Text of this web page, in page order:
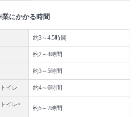
にかかる時間
約3～4.5時間
約2～4時間
約3～5時間
イレ 約4～6時間
イレ×
約5～7時間